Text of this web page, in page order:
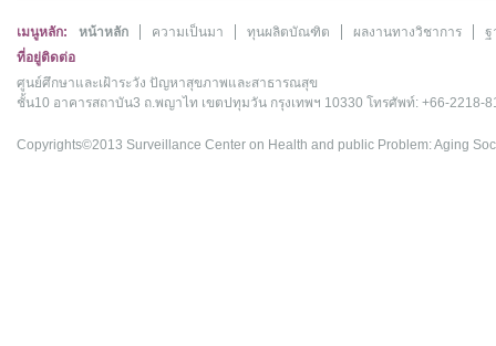
เมนูหลัก: หน้าหลัก ความเป็นมา ทุนผลิตบัณฑิต ผลงานทางวิชาการ
ฐ
ที่อยู่ติดต่อ
ศูนย์ศึกษาและเฝ้าระวัง ปัญหาสุขภาพและสาธารณสุข
ชั้น10 อาคารสถาบัน3 ถ.พญาไท เขตปทุมวัน กรุงเทพฯ 10330 โทรศัพท์: +66-2218-
Copyrights©2013 Surveillance Center on Health and public Problem: Aging